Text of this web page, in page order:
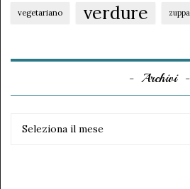
vegetariano verdure zuppa
Archivi
Seleziona il mese